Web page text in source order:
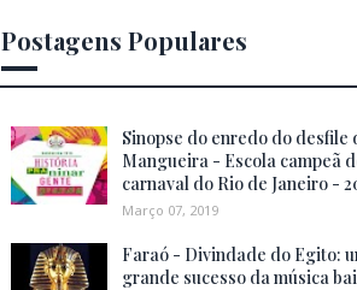
Postagens Populares
Sinopse do enredo do desfile
Mangueira - Escola campeã
carnaval do Rio de Janeiro -
Março 07, 2019
Faraó - Divindade do Egito:
grande sucesso da música